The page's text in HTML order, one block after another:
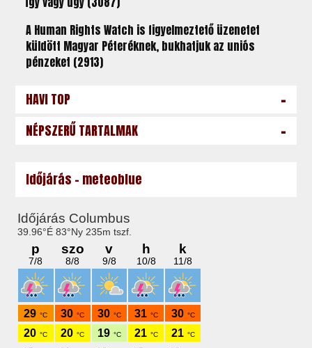
A Human Rights Watch is figyelmeztető üzenetet
küldött Magyar Péteréknek, bukhatjuk az uniós
pénzeket (2913)
HAVI TOP -
NÉPSZERŰ TARTALMAK -
Időjárás - meteoblue